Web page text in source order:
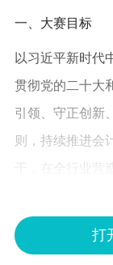
一、大赛目标
以习近平新时代
贯彻党的二十大
引领、守正创新
则，持续推进会
干，在全行业营
员履职能力，推
湛的高素质复合
发展贡献会计力
打